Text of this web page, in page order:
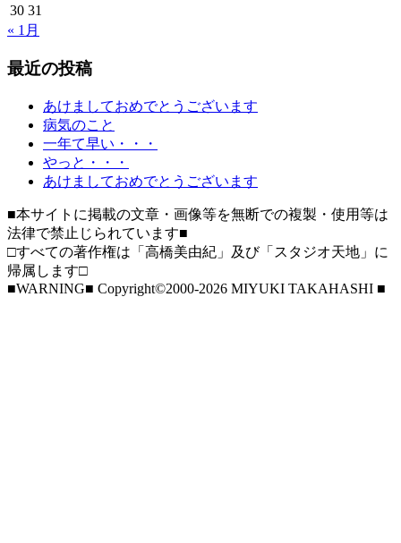
30 31
« 1月
最近の投稿
あけましておめでとうございます
病気のこと
一年て早い・・・
やっと・・・
あけましておめでとうございます
■本サイトに掲載の文章・画像等を無断での複製・使用等は
法律で禁止じられています■
□すべての著作権は「高橋美由紀」及び「スタジオ天地」に
帰属します□
■WARNING■ Copyright©2000-2026 MIYUKI TAKAHASHI ■